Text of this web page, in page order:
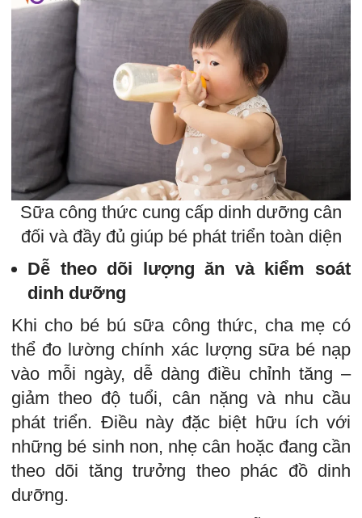
Sữa công thức cung cấp dinh dưỡng cân
đối và đầy đủ giúp bé phát triển toàn diện
Dễ theo dõi lượng ăn và kiểm soát
dinh dưỡng
Khi cho bé bú sữa công thức, cha mẹ có
thể đo lường chính xác lượng sữa bé nạp
vào mỗi ngày, dễ dàng điều chỉnh tăng –
giảm theo độ tuổi, cân nặng và nhu cầu
phát triển. Điều này đặc biệt hữu ích với
những bé sinh non, nhẹ cân hoặc đang cần
theo dõi tăng trưởng theo phác đồ dinh
dưỡng.